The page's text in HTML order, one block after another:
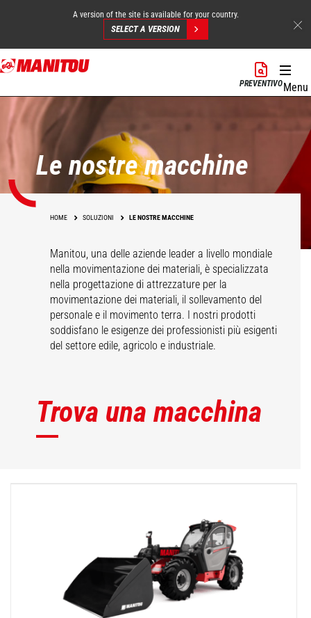
Salta
al
principale
A version of the site is available for your country.
SELECT A VERSION
PREVENTIVOMenu
Le nostre macchine
HOME SOLUZIONI LE NOSTRE MACCHINE
Manitou, una delle aziende leader a livello mondiale
nella movimentazione dei materiali, è specializzata
nella progettazione di attrezzature per la
movimentazione dei materiali, il sollevamento del
personale e il movimento terra. I nostri prodotti
soddisfano le esigenze dei professionisti più esigenti
del settore edile, agricolo e industriale.
Trova una macchina